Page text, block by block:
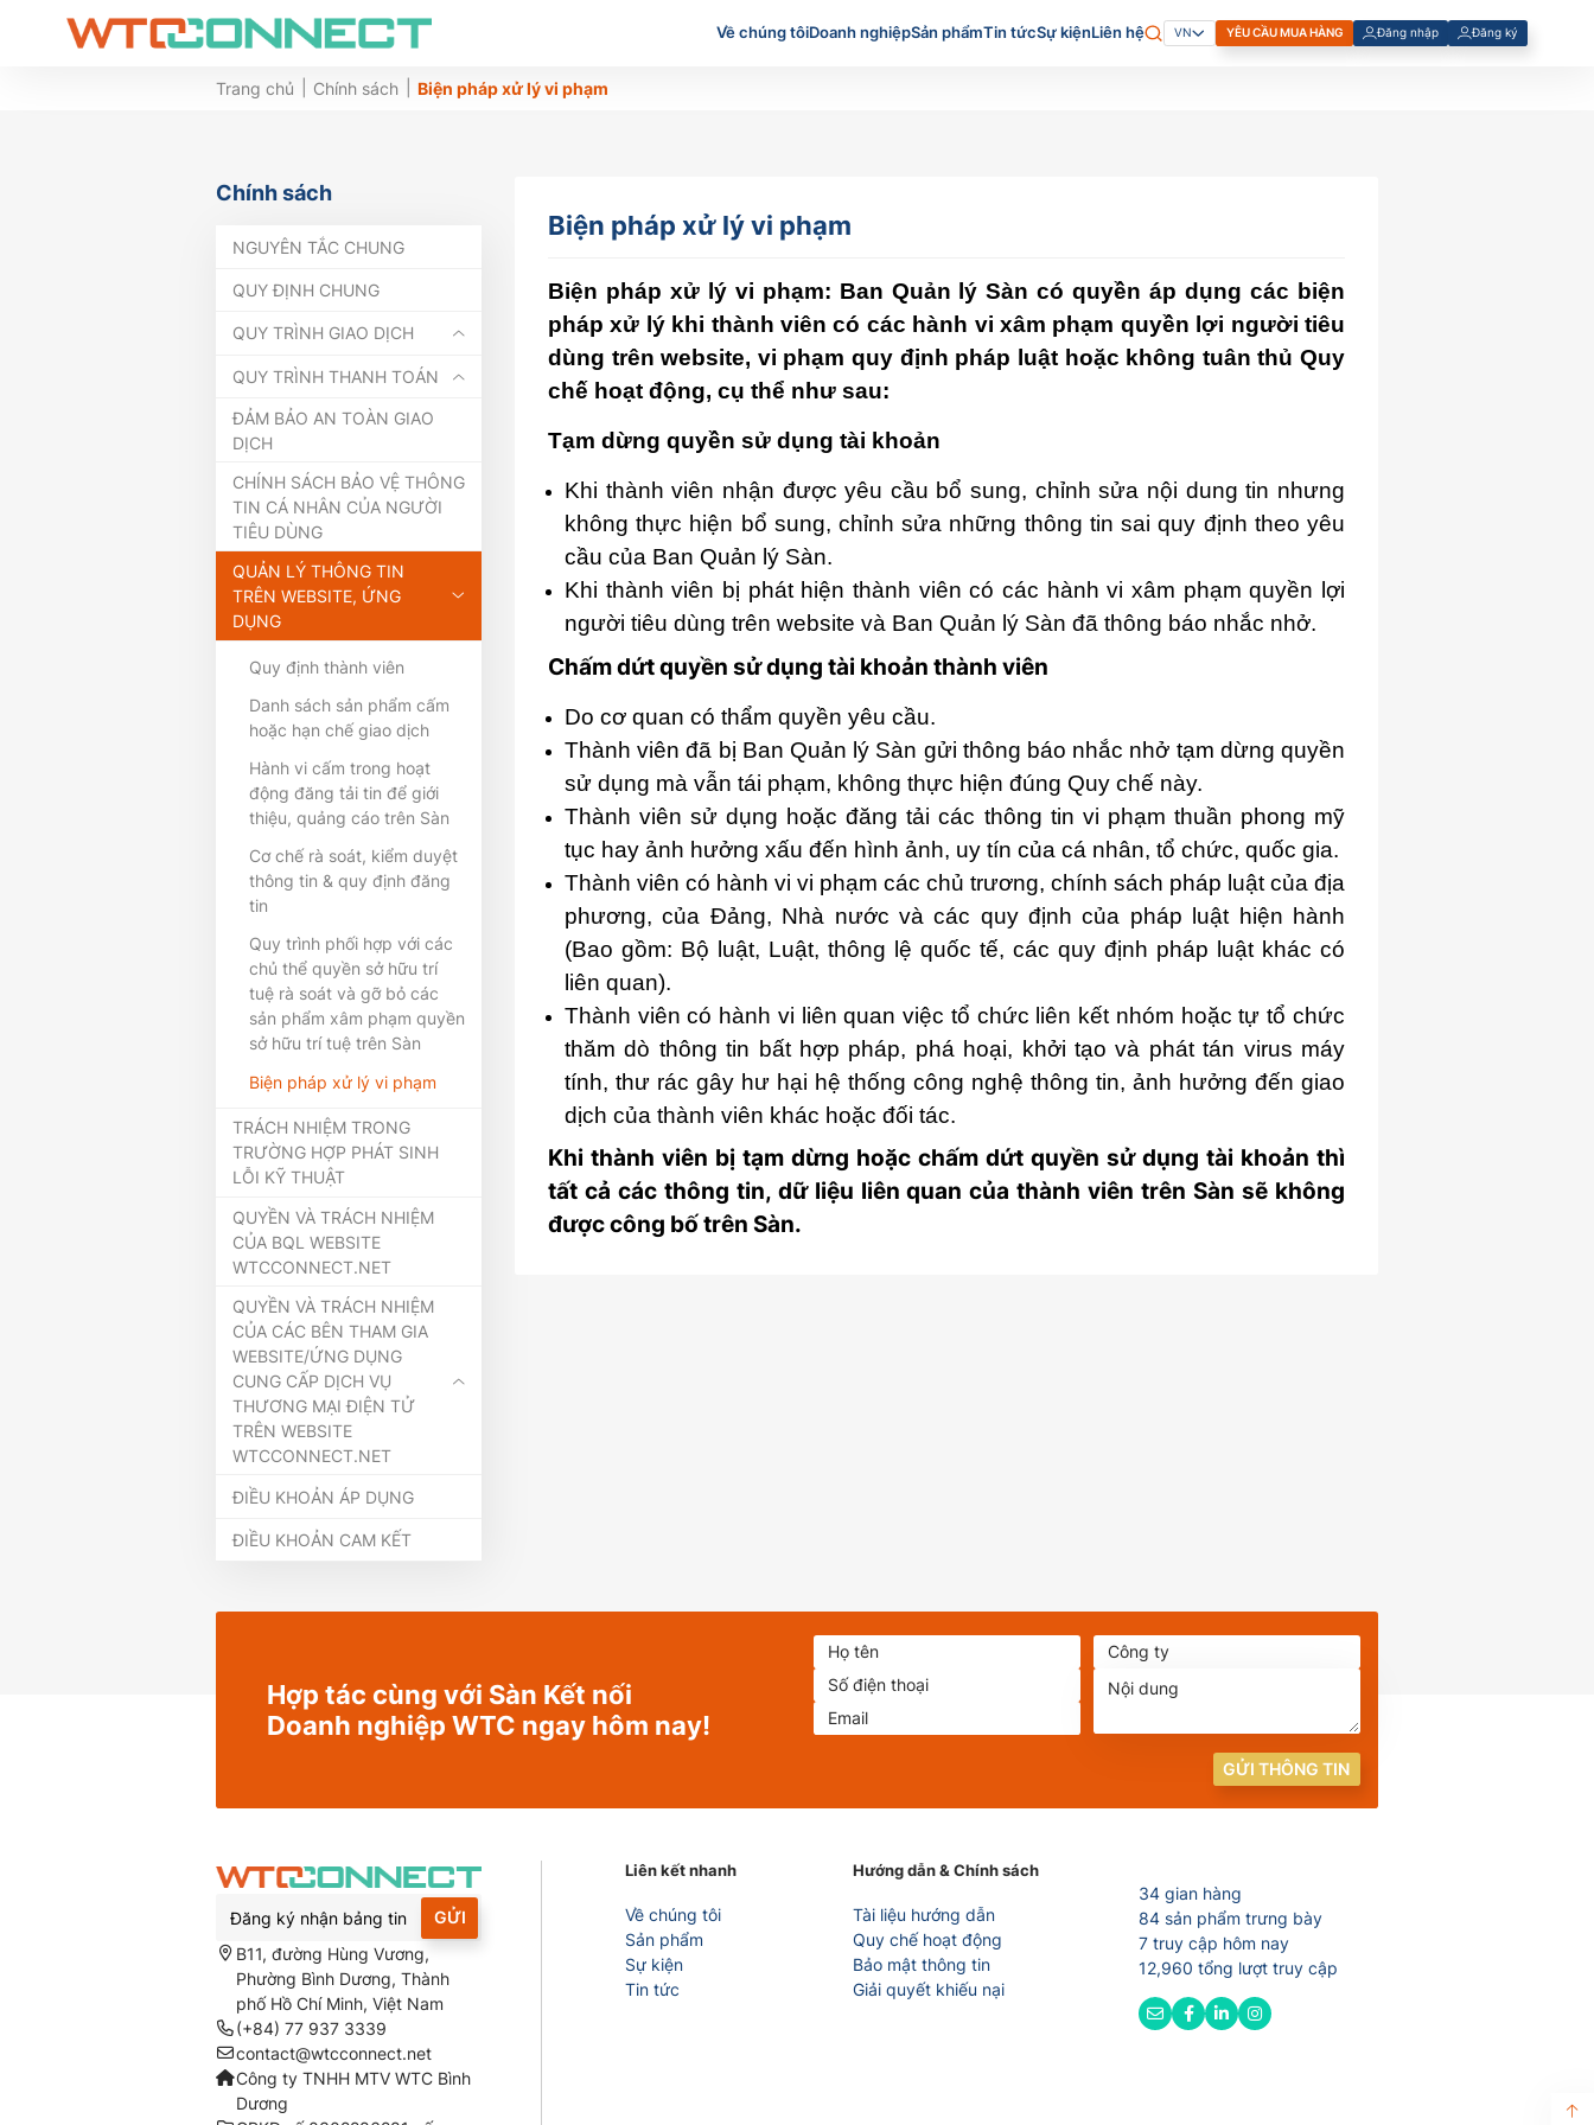
Về chúng tôiDoanh nghiệpSản phẩmTin tứcSự kiệnLiên hệ VN YÊU CẦU MUA HÀNG Đăng nhập Đăng ký
Trang chủ Chính sách Biện pháp xử lý vi phạm
Chính sách
NGUYÊN TẮC CHUNG
QUY ĐỊNH CHUNG
QUY TRÌNH GIAO DỊCH
QUY TRÌNH THANH TOÁN
ĐẢM BẢO AN TOÀN GIAO
DỊCH
CHÍNH SÁCH BẢO VỆ THÔNG
TIN CÁ NHÂN CỦA NGƯỜI
TIÊU DÙNG
QUẢN LÝ THÔNG TIN
TRÊN WEBSITE, ỨNG
DỤNG
Quy định thành viên
Danh sách sản phẩm cấm
hoặc hạn chế giao dịch
Hành vi cấm trong hoạt
động đăng tải tin để giới
thiệu, quảng cáo trên Sàn
Cơ chế rà soát, kiểm duyệt
thông tin & quy định đăng
tin
Quy trình phối hợp với các
chủ thể quyền sở hữu trí
tuệ rà soát và gỡ bỏ các
sản phẩm xâm phạm quyền
sở hữu trí tuệ trên Sàn
Biện pháp xử lý vi phạm
TRÁCH NHIỆM TRONG
TRƯỜNG HỢP PHÁT SINH
LỖI KỸ THUẬT
QUYỀN VÀ TRÁCH NHIỆM
CỦA BQL WEBSITE
WTCCONNECT.NET
QUYỀN VÀ TRÁCH NHIỆM
CỦA CÁC BÊN THAM GIA
WEBSITE/ỨNG DỤNG
CUNG CẤP DỊCH VỤ
THƯƠNG MẠI ĐIỆN TỬ
TRÊN WEBSITE
WTCCONNECT.NET
ĐIỀU KHOẢN ÁP DỤNG
ĐIỀU KHOẢN CAM KẾT
Biện pháp xử lý vi phạm
Biện pháp xử lý vi phạm: Ban Quản lý Sàn có quyền áp dụng các biện
pháp xử lý khi thành viên có các hành vi xâm phạm quyền lợi người tiêu
dùng trên website, vi phạm quy định pháp luật hoặc không tuân thủ Quy
chế hoạt động, cụ thể như sau:
Tạm dừng quyền sử dụng tài khoản
Khi thành viên nhận được yêu cầu bổ sung, chỉnh sửa nội dung tin nhưng
không thực hiện bổ sung, chỉnh sửa những thông tin sai quy định theo yêu
cầu của Ban Quản lý Sàn.
Khi thành viên bị phát hiện thành viên có các hành vi xâm phạm quyền lợi
người tiêu dùng trên website và Ban Quản lý Sàn đã thông báo nhắc nhở.
Chấm dứt quyền sử dụng tài khoản thành viên
Do cơ quan có thẩm quyền yêu cầu.
Thành viên đã bị Ban Quản lý Sàn gửi thông báo nhắc nhở tạm dừng quyền
sử dụng mà vẫn tái phạm, không thực hiện đúng Quy chế này.
Thành viên sử dụng hoặc đăng tải các thông tin vi phạm thuần phong mỹ
tục hay ảnh hưởng xấu đến hình ảnh, uy tín của cá nhân, tổ chức, quốc gia.
Thành viên có hành vi vi phạm các chủ trương, chính sách pháp luật của địa
phương, của Đảng, Nhà nước và các quy định của pháp luật hiện hành
(Bao gồm: Bộ luật, Luật, thông lệ quốc tế, các quy định pháp luật khác có
liên quan).
Thành viên có hành vi liên quan việc tổ chức liên kết nhóm hoặc tự tổ chức
thăm dò thông tin bất hợp pháp, phá hoại, khởi tạo và phát tán virus máy
tính, thư rác gây hư hại hệ thống công nghệ thông tin, ảnh hưởng đến giao
dịch của thành viên khác hoặc đối tác.
Khi thành viên bị tạm dừng hoặc chấm dứt quyền sử dụng tài khoản thì
tất cả các thông tin, dữ liệu liên quan của thành viên trên Sàn sẽ không
được công bố trên Sàn.
Hợp tác cùng với Sàn Kết nối
Doanh nghiệp WTC ngay hôm nay!
GỬI THÔNG TIN
GỬI
B11, đường Hùng Vương,
Phường Bình Dương, Thành
phố Hồ Chí Minh, Việt Nam
(+84) 77 937 3339
contact@wtcconnect.net
Công ty TNHH MTV WTC Bình
Dương
Liên kết nhanh
Về chúng tôi
Sản phẩm
Sự kiện
Tin tức
Hướng dẫn & Chính sách
Tài liệu hướng dẫn
Quy chế hoạt động
Bảo mật thông tin
Giải quyết khiếu nại
34 gian hàng
84 sản phẩm trưng bày
7 truy cập hôm nay
12,960 tổng lượt truy cập